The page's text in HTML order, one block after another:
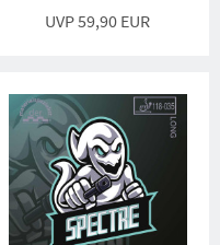
UVP 59,90 EUR